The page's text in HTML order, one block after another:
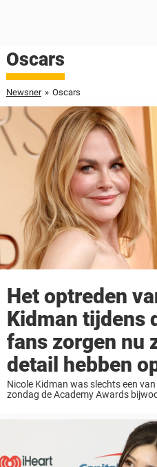
Oscars
Newsner » Oscars
Het optreden
Kidman tijdens
fans zorgen nu
detail hebben
Nicole Kidman was slechts een
zondag de Academy Awards